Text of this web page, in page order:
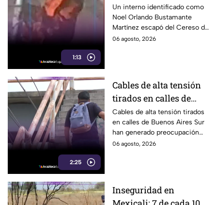
1:13
audiencia inicial; fue
localizado horas
después
Un interno identificado como
Noel Orlando Bustamante
Martínez escapó del Cereso de
Mexicali tras una audiencia
06 agosto, 2026
2:25
Cables de alta tensión
tirados en calles de
Buenos Aires Sur
representan un riesgo
para peatones en
Tijuana
Cables de alta tensión tirados
en calles de Buenos Aires Sur
han generado preocupación
entre vecinos, luego de que un
06 agosto, 2026
Inseguridad en